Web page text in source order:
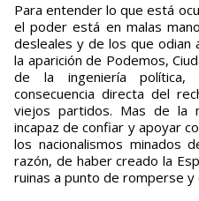
Para entender lo que está ocurriendo hoy en España, donde
el poder está en malas
desleales y de los que odian
la aparición de Podemos,
de la ingeniería
consecuencia directa del
viejos partidos. Mas de la
incapaz de confiar y apoyar
los nacionalismos minados
razón, de haber creado la
ruinas a punto de romperse y